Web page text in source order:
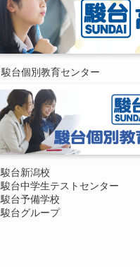
駿台個別教育センター
駿台新潟校
駿台中学生テストセンター
駿台予備学校
駿台グループ